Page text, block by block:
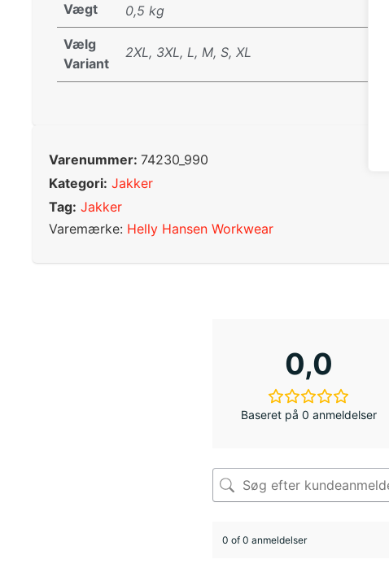
Vægt 0,5 kg
Vælg
Variant
2XL, 3XL, L, M, S, XL
Varenummer: 74230_990
Kategori: Jakker
Tag: Jakker
Varemærke: Helly Hansen Workwear
0,0
Baseret på 0 anmeldelser
0 of 0 anmeldelser